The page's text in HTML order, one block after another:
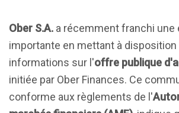
Ober S.A. a récemment franchi une
importante en mettant à disposition
informations sur l'offre publique
initiée par Ober Finances. Ce
conforme aux règlements de l'